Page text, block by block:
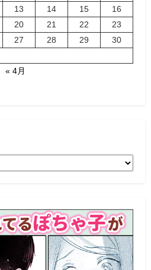
13 14 15
16
20 21 22
23
27 28 29
30
« 4月